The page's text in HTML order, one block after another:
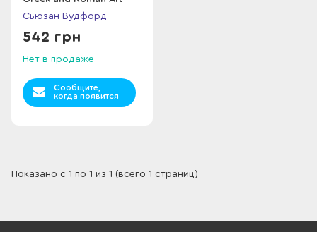
Сьюзан Вудфорд
542 грн
Нет в продаже
Сообщите,
когда появится
Показано с 1 по 1 из 1 (всего 1 страниц)